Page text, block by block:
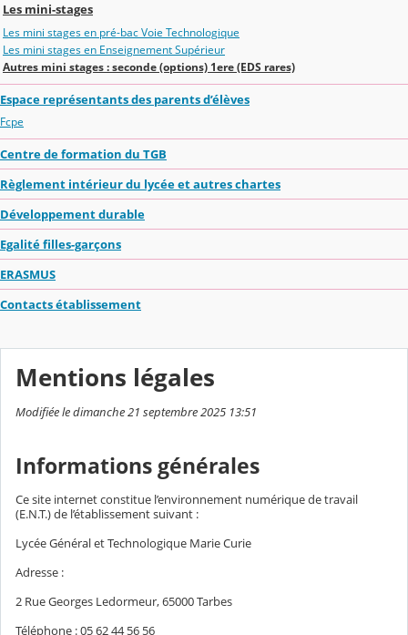
Les mini-stages
Les mini stages en pré-bac Voie Technologique
Les mini stages en Enseignement Supérieur
Autres mini stages : seconde (options) 1ere (EDS rares)
Espace représentants des parents d’élèves
Fcpe
Centre de formation du TGB
Règlement intérieur du lycée et autres chartes
Développement durable
Egalité filles-garçons
ERASMUS
Contacts établissement
Mentions légales
Modifiée le dimanche 21 septembre 2025 13:51
Informations générales
Ce site internet constitue l’environnement numérique de travail
(E.N.T.) de l’établissement suivant :
Lycée Général et Technologique Marie Curie
Adresse :
2 Rue Georges Ledormeur, 65000 Tarbes
Téléphone : 05 62 44 56 56